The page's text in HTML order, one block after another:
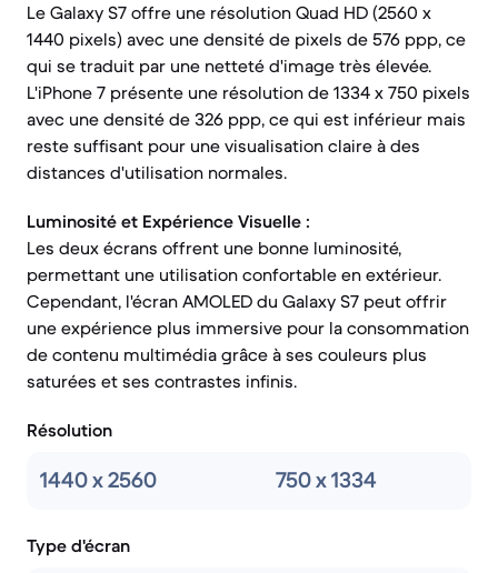
Le Galaxy S7 offre une résolution Quad HD (2560 x
1440 pixels) avec une densité de pixels de 576 ppp, ce
qui se traduit par une netteté d'image très élevée.
L'iPhone 7 présente une résolution de 1334 x 750 pixels
avec une densité de 326 ppp, ce qui est inférieur mais
reste suffisant pour une visualisation claire à des
distances d'utilisation normales.
Luminosité et Expérience Visuelle :
Les deux écrans offrent une bonne luminosité,
permettant une utilisation confortable en extérieur.
Cependant, l'écran AMOLED du Galaxy S7 peut offrir
une expérience plus immersive pour la consommation
de contenu multimédia grâce à ses couleurs plus
saturées et ses contrastes infinis.
Résolution
1440 x 2560 750 x 1334
Type d'écran